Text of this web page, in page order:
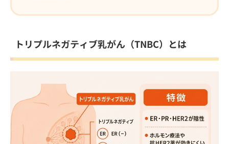
トリプルネガティブ乳がん（TNBC）とは